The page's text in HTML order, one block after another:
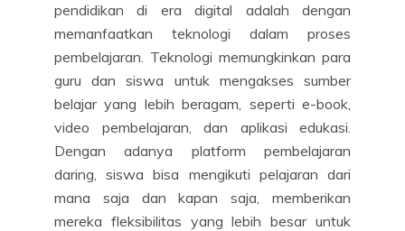
pendidikan di era digital adalah dengan
memanfaatkan teknologi dalam proses
pembelajaran. Teknologi memungkinkan para
guru dan siswa untuk mengakses sumber
belajar yang lebih beragam, seperti e-book,
video pembelajaran, dan aplikasi edukasi.
Dengan adanya platform pembelajaran
daring, siswa bisa mengikuti pelajaran dari
mana saja dan kapan saja, memberikan
mereka fleksibilitas yang lebih besar untuk